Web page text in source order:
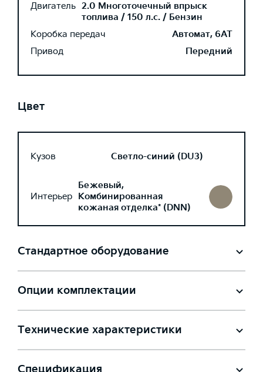
Двигатель 2.0 Многоточечный впрыск
топлива / 150 л.с. / Бензин
Коробка передач
Автомат, 6AT
Привод
Передний
Цвет
Кузов Светло-синий (DU3)
Интерьер
Бежевый,
Комбинированная
кожаная отделка* (DNN)
Стандартное оборудование
Опции комплектации
Технические характеристики
Спецификация